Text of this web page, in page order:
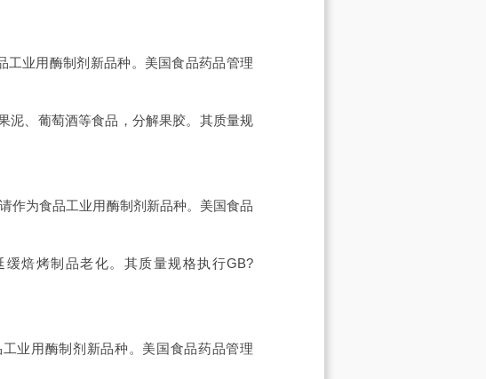
工业用酶制剂新品种。美国食品药品管理
泥、葡萄酒等食品，分解果胶。其质量规
作为食品工业用酶制剂新品种。美国食品
焙烤制品老化。其质量规格执行GB?
业用酶制剂新品种。美国食品药品管理